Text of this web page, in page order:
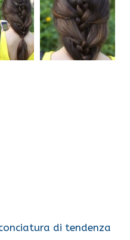
di tendenza